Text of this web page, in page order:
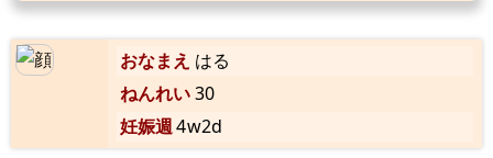
おなまえ はる
ねんれい30
妊娠週4w2d